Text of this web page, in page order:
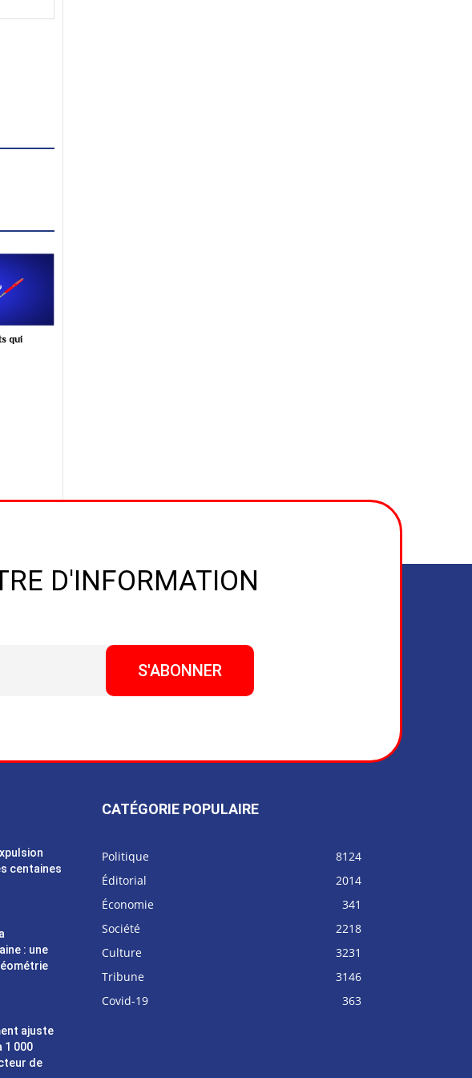
qui
D'INFORMATION
centaines
: une
ajuste
1 000
de
CATÉGORIE POPULAIRE
Politique
8124
Éditorial
2014
Économie
341
Société
2218
Culture
3231
Tribune
3146
Covid-19
363